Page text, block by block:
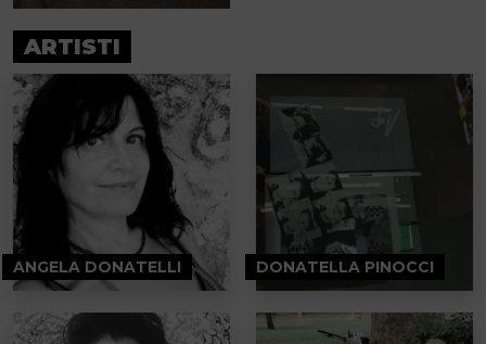
ARTISTI
ANGELA DONATELLI DONATELLA PINOCCI